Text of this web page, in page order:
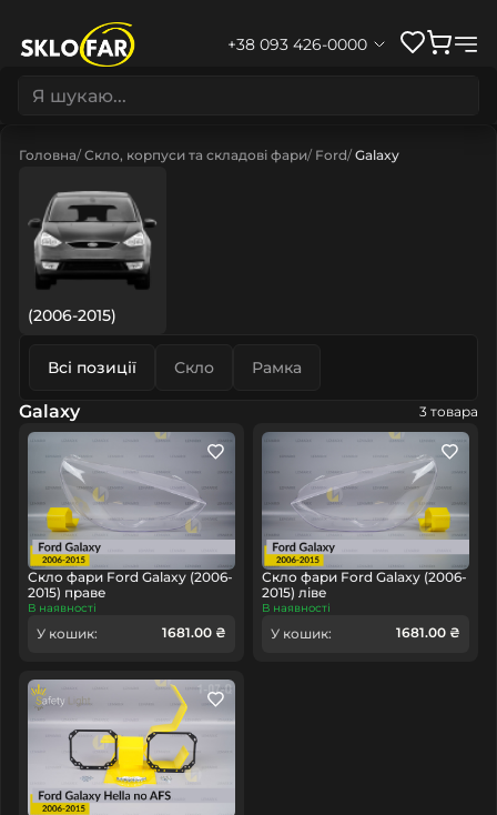
+38 093 426-0000
Головна Скло, корпуси та складові фари Ford Galaxy
(2006-2015)
Всі позиції Скло Рамка
Galaxy 3 товара
Скло фари Ford Galaxy (2006-
2015) праве
В наявності
У кошик: 1681.00 ₴
Скло фари Ford Galaxy (2006-
2015) ліве
В наявності
У кошик: 1681.00 ₴